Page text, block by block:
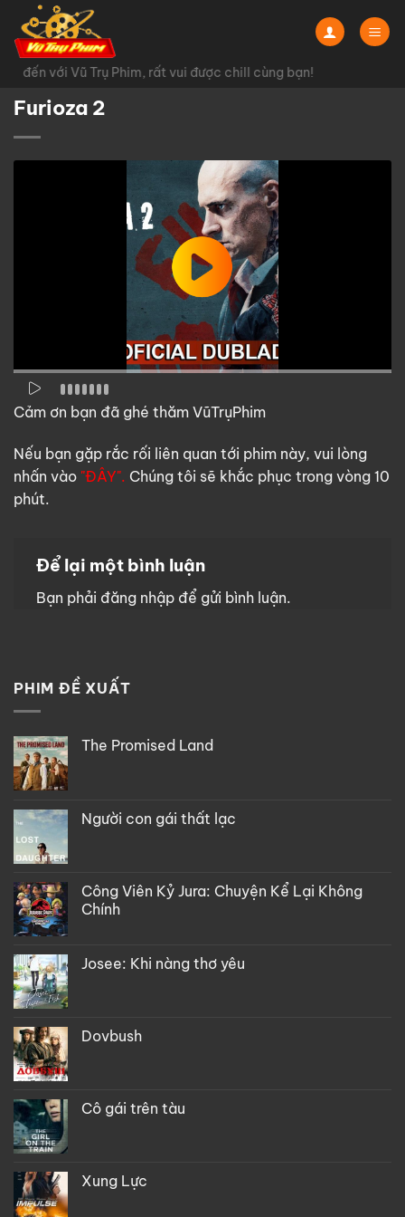
Chuyển
đến
nội
dungđến với Vũ Trụ Phim, rất vui được chill cùng bạn!
Furioza 2
Cảm ơn bạn đã ghé thăm VũTrụPhim
Nếu bạn gặp rắc rối liên quan tới phim này, vui lòng
nhấn vào "ĐÂY". Chúng tôi sẽ khắc phục trong vòng 10
phút.
Để lại một bình luận
Bạn phải đăng nhập để gửi bình luận.
PHIM ĐỀ XUẤT
The Promised Land
Người con gái thất lạc
Công Viên Kỷ Jura: Chuyện Kể Lại Không
Chính
Josee: Khi nàng thơ yêu
Dovbush
Cô gái trên tàu
Xung Lực